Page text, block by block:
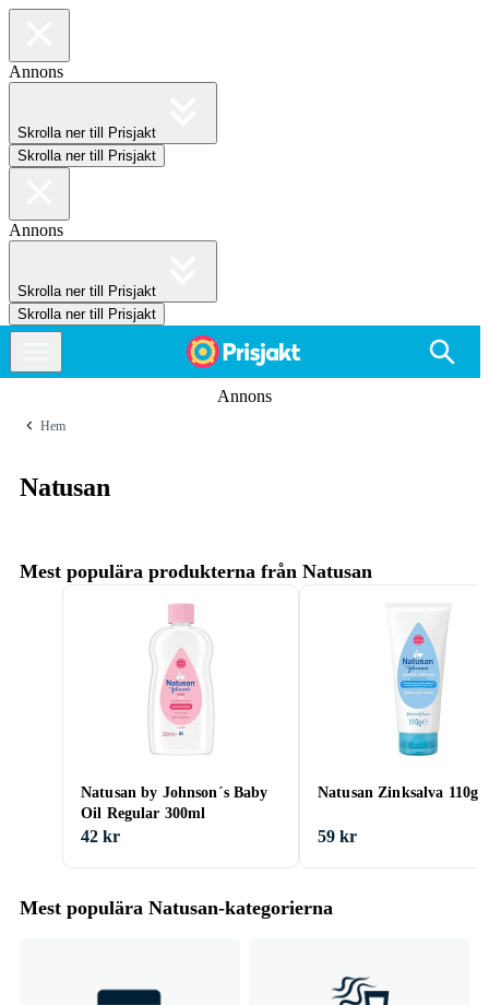
Annons
Skrolla ner till Prisjakt
Skrolla ner till Prisjakt
Annons
Skrolla ner till Prisjakt
Skrolla ner till Prisjakt
Annons
Hem
Natusan
Mest populära produkterna från Natusan
Natusan by Johnson´s Baby
Oil Regular 300ml
42 kr
Natusan Zinksalva 110g
59 kr
Mest populära Natusan-kategorierna